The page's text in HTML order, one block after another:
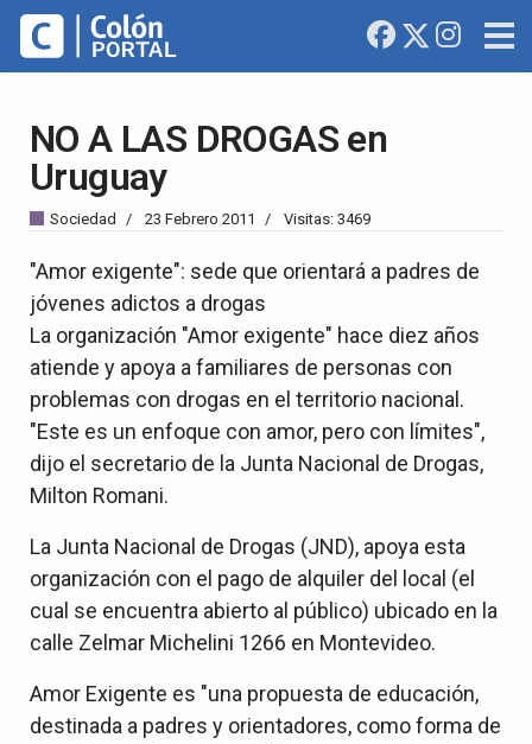
NO A LAS DROGAS en
Uruguay
Sociedad 23 Febrero 2011 Visitas: 3469
"Amor exigente": sede que orientará a padres de
jóvenes adictos a drogas
La organización "Amor exigente" hace diez años
atiende y apoya a familiares de personas con
problemas con drogas en el territorio nacional.
"Este es un enfoque con amor, pero con límites",
dijo el secretario de la Junta Nacional de Drogas,
Milton Romani.
La Junta Nacional de Drogas (JND), apoya esta
organización con el pago de alquiler del local (el
cual se encuentra abierto al público) ubicado en la
calle Zelmar Michelini 1266 en Montevideo.
Amor Exigente es "una propuesta de educación,
destinada a padres y orientadores, como forma de